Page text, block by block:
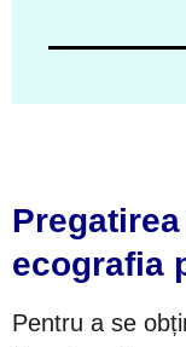
ecografia
Pentru a se